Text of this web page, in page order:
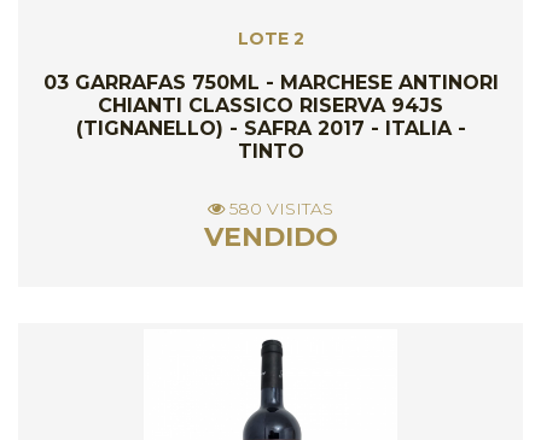
LOTE 2
03 GARRAFAS 750ML - MARCHESE ANTINORI
CHIANTI CLASSICO RISERVA 94JS
(TIGNANELLO) - SAFRA 2017 - ITALIA -
TINTO
580 VISITAS
VENDIDO